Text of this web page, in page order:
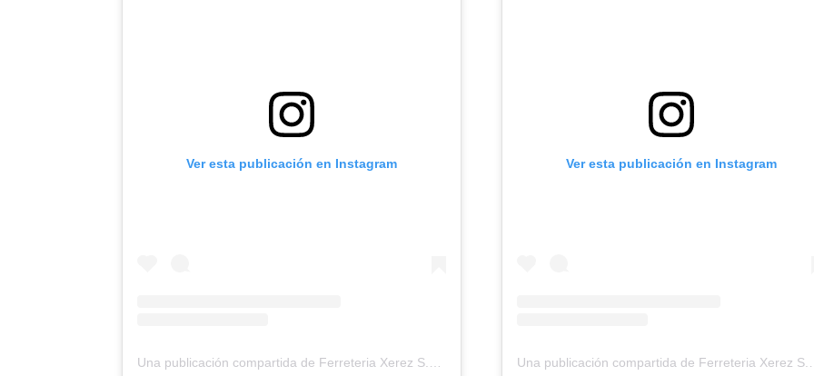
Ver esta publicación en Instagram
Una publicación compartida de Ferreteria Xerez S.L. (@ferreteriaxerez)
Ver esta publicación en Instagram
Una publicación